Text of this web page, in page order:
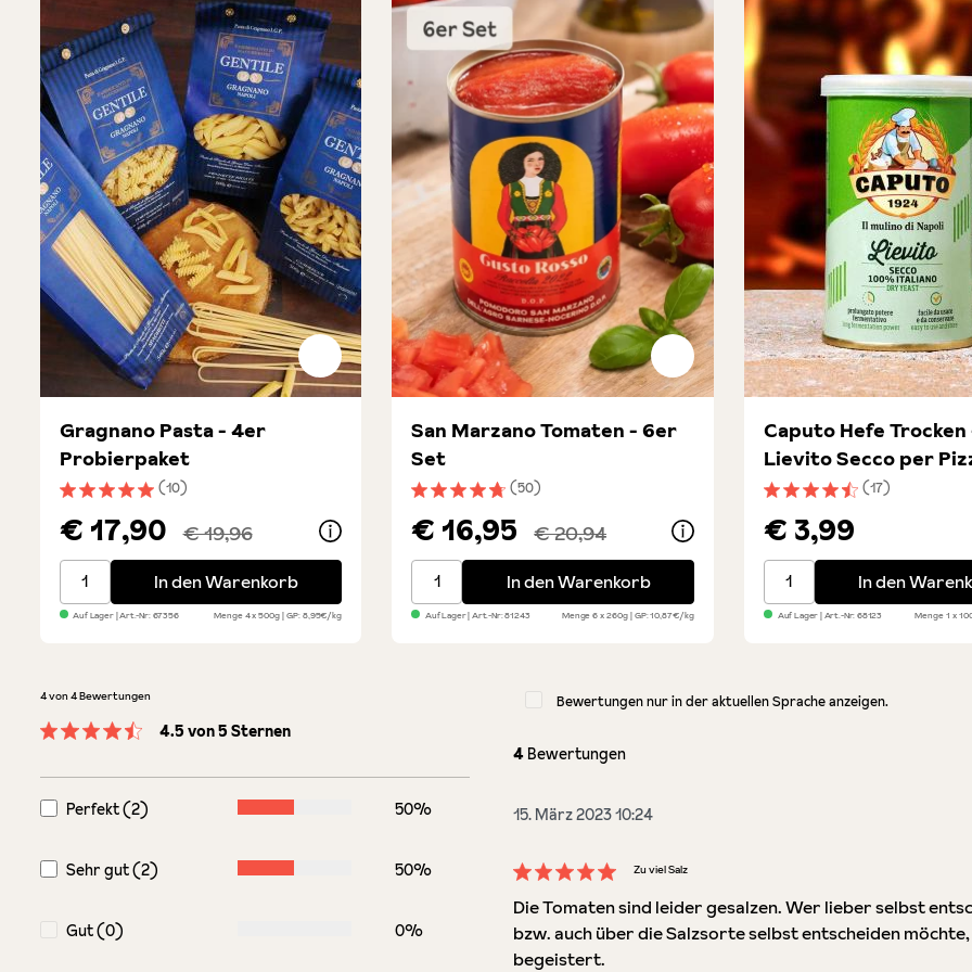
Durchschnittliche Bewertung von 5 von 5 Sternen
(10)
Gragnano Pasta - 4er
Probierpaket
€ 17,90 € 19,96
Gragnano Pasta - 4er Probierpaket
In den Warenkorb
Auf Lager| Art.-Nr:67356 Menge4 x 500g GP: 8,95€/kg
Durchschnittliche Bewertung von 4.7 von 5 Sternen
(50)
San Marzano Tomaten - 6er
Set
€ 16,95 € 20,94
San Marzano Tomaten - 6er Set
In den Warenkorb
Auf Lager| Art.-Nr:81243 Menge6 x 260g GP: 10,87€/kg
Durchschnittliche
(17)
Caputo Hefe Trocken
Lievito Secco per
€ 3,99
Caputo Hefe Trocken -
In den
Auf Lager| Art.-Nr:68123 Menge1 x
4 von 4 Bewertungen
4.5 von 5 Sternen
Perfekt (2) 50%
Sehr gut (2) 50%
Gut (0) 0%
Bewertungen nur in der aktuellen Sprache anzeigen.
4Bewertungen
15. März 2023 10:24
Bewertung mit 5 von 5 Sternen
Zu viel Salz
Die Tomaten sind leider gesalzen. Wer lieber selbst
bzw. auch über die Salzsorte selbst entscheiden
begeistert.